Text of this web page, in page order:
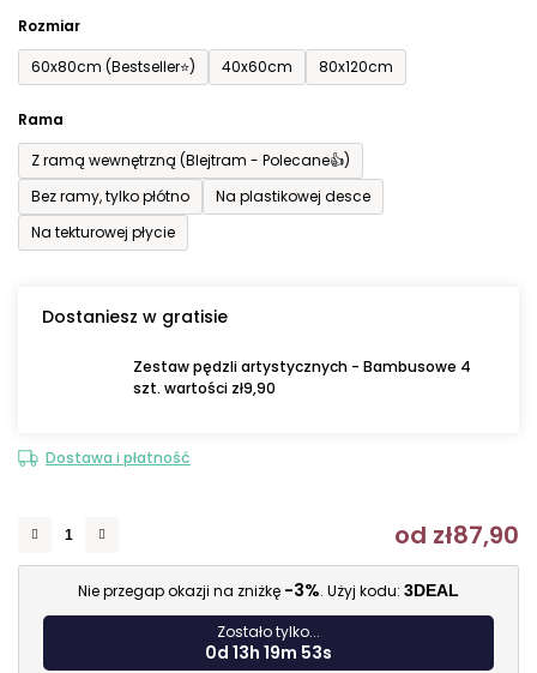
Rozmiar
60x80cm (Bestseller⭐)
40x60cm 80x120cm
Rama
Z ramą wewnętrzną (Blejtram - Polecane👍)
Bez ramy, tylko płótno
Na plastikowej desce
Na tekturowej płycie
Dostaniesz w gratisie
Zestaw pędzli artystycznych - Bambusowe 4
szt. wartości zł9,90
Dostawa i płatność
od zł87,90
Nie przegap okazji na zniżkę -3%. Użyj kodu: 3DEAL
Zostało tylko...
0d 13h 19m 52s